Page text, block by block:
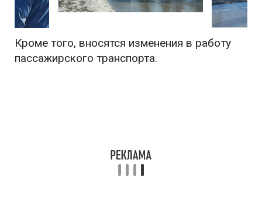
Кроме того, вносятся изменения в работу
пассажирского транспорта.